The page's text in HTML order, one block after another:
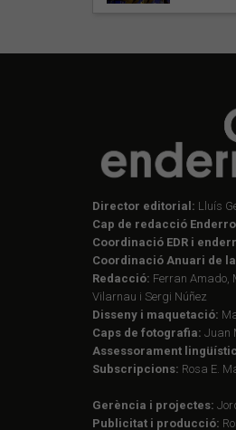
Director editorial: Lluís
Cap de redacció
Coordinació EDR i
Coordinació Anuari de
Redacció: Ferran Amado,
Vilarnau i Sergi Núñez
Disseny i maquetació:
Caps de fotografia: Juan
Assessorament
Subscripcions: Rosa E.
Gerència i projectes:
Publicitat i producció: